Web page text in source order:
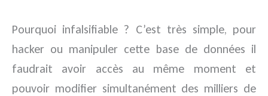
Pourquoi infalsifiable ? C’est très simple, pour
hacker ou manipuler cette base de données il
faudrait avoir accès au même moment et
pouvoir modifier simultanément des milliers de